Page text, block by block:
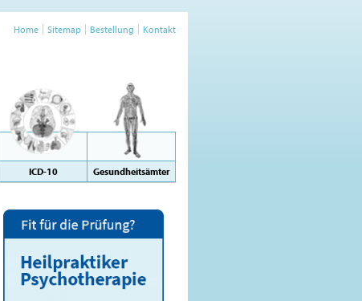
Home Sitemap Bestellung Kontakt
ICD-10 Gesundheitsämter